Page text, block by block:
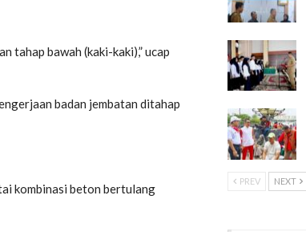
tahap bawah (kaki-kaki),” ucap
badan jembatan ditahap
kombinasi beton bertulang
PREV NEXT